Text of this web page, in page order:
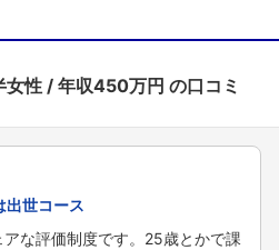
女性 年収450万円 の口コミ
出世コース
な評価制度です。25歳とかで課